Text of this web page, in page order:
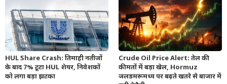
HUL Share Crash: तिमाही नतीजों
के बाद 7% टूटा HUL शेयर, निवेशकों
को लगा बड़ा झटका
Crude Oil Price Alert: तेल की
कीमतों में बड़ा खेल, Hormuz
जलडमरूमध्य पर बढ़ते खतरे से बाजार में